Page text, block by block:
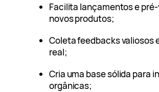
Facilita lançamentos e
novos produtos;
Coleta feedbacks valiosos
real;
Cria uma base sólida para
orgânicas;